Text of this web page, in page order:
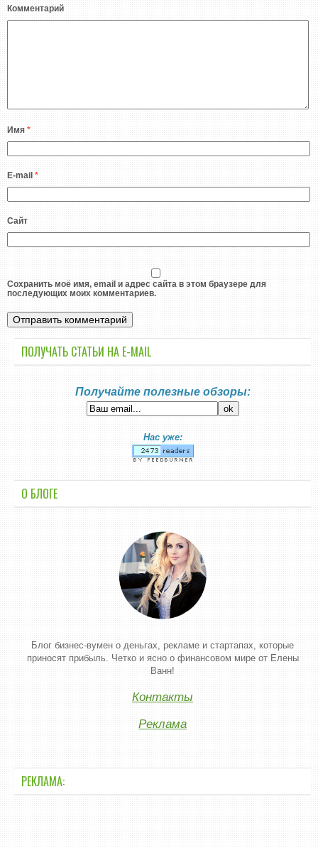
Комментарий
Имя *
E-mail *
Сайт
Сохранить моё имя, email и адрес сайта в этом браузере для
последующих моих комментариев.
ПОЛУЧАТЬ СТАТЬИ НА E-MАIL
Получайте полезные обзоры:
Нас уже:
О БЛОГЕ
Блог бизнес-вумен о деньгах, рекламе и стартапах, которые
приносят прибыль. Четко и ясно о финансовом мире от Елены
Ванн!
Контакты
Реклама
РЕКЛАМА: